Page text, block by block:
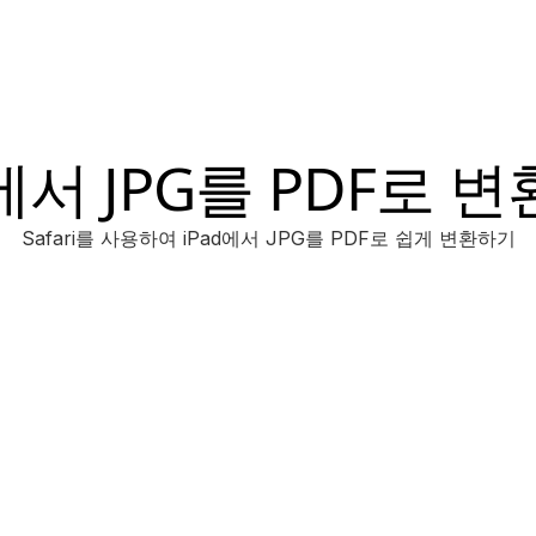
서 JPG를 PDF로 변
Safari를 사용하여 iPad에서 JPG를 PDF로 쉽게 변환하기